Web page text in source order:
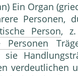
Ein Organ
Personen,
Person,
Personen
sie
verdeutlichen